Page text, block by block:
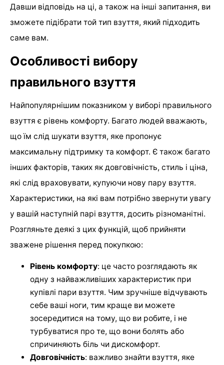
Давши відповідь на ці, а також на інші запитання, ви
зможете підібрати той тип взуття, який підходить
саме вам.
Особливості вибору
правильного взуття
Найпопулярнішим показником у виборі правильного
взуття є рівень комфорту. Багато людей вважають,
що їм слід шукати взуття, яке пропонує
максимальну підтримку та комфорт. Є також багато
інших факторів, таких як довговічність, стиль і ціна,
які слід враховувати, купуючи нову пару взуття.
Характеристики, на які вам потрібно звернути увагу
у вашій наступній парі взуття, досить різноманітні.
Розгляньте деякі з цих функцій, щоб прийняти
зважене рішення перед покупкою:
Рівень комфорту: це часто розглядають як
одну з найважливіших характеристик при
купівлі пари взуття. Чим зручніше відчувають
себе ваші ноги, тим краще ви можете
зосередитися на тому, що ви робите, і не
турбуватися про те, що вони болять або
спричиняють біль чи дискомфорт.
Довговічність: важливо знайти взуття, яке